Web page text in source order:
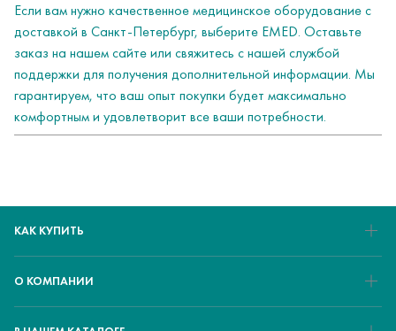
Если вам нужно качественное медицинское оборудование с
доставкой в Санкт-Петербург, выберите EMED. Оставьте
заказ на нашем сайте или свяжитесь с нашей службой
поддержки для получения дополнительной информации. Мы
гарантируем, что ваш опыт покупки будет максимально
комфортным и удовлетворит все ваши потребности.
КАК КУПИТЬ
О КОМПАНИИ